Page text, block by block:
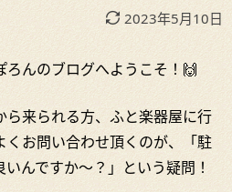
2023年5月10日
んのブログへようこそ！🙌
ら来られる方、ふと楽器屋に行
くお問い合わせ頂くのが、「駐
んですか～？」という疑問！